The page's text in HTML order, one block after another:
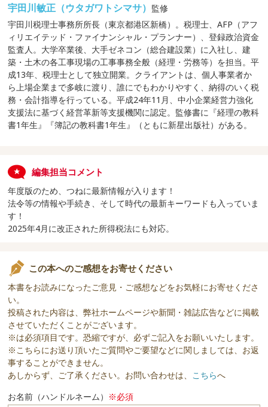
宇田川敏正（ウタガワトシマサ） 監修
宇田川税理士事務所所長（東京都港区新橋）。税理士、AFP（アフ
ィリエイテッド・ファイナンシャル・プランナー）、登録政治資金
監査人。大学卒業後、大手ゼネコン（総合建設業）に入社し、建
築・土木の各工事現場の工事事務全般（経理・労務等）を担当。平
成13年、税理士として独立開業。クライアントは、個人事業者か
ら上場企業まで多岐に渡り、誰にでもわかりやすく、納得のいく税
務・会計指導を行っている。平成24年11月、中小企業経営力強化
支援法に基づく経営革新等支援機関に認定。監修書に『経理の教科
書1年生』『簿記の教科書1年生』（ともに新星出版社）がある。
編集担当コメント
年度版のため、つねに最新情報が入ります！
法令等の情報や手続き、そして時代の最新キーワードも入っていま
す！
2025年4月に改正された所得税法にも対応。
この本へのご感想をお寄せください
本書をお読みになったご意見・ご感想などをお気軽にお寄せくださ
い。
投稿された内容は、弊社ホームページや新聞・雑誌広告などに掲載
させていただくことがございます。
※は必須項目です。恐縮ですが、必ずご記入をお願いいたします。
※こちらにお送り頂いたご質問やご要望などに関しましては、お返
事することができません。
あしからず、ご了承ください。お問い合わせは、 こちらへ
お名前（ハンドルネーム） ※必須